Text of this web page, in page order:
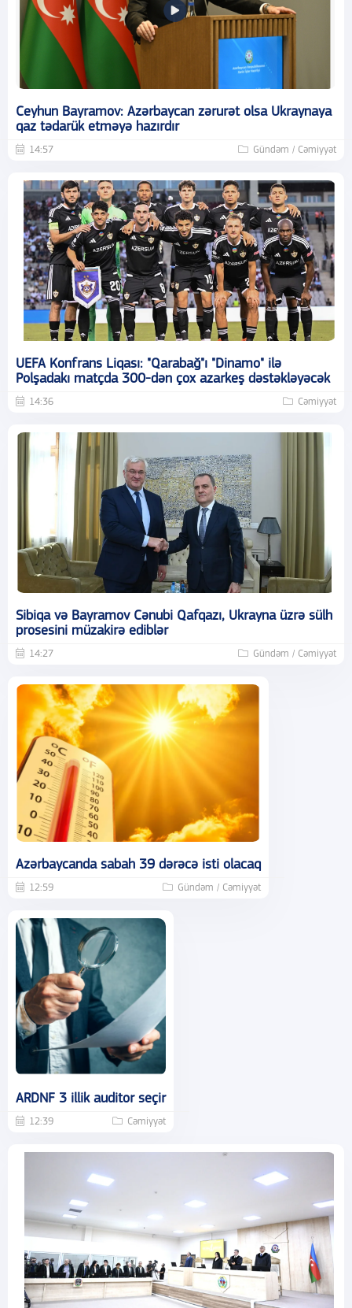
Ceyhun Bayramov: Azərbaycan zərurət olsa Ukraynaya
qaz tədarük etməyə hazırdır
14:57 Gündəm / Cəmiyyət
UEFA Konfrans Liqası: "Qarabağ"ı "Dinamo" ilə
Polşadakı matçda 300-dən çox azarkeş dəstəkləyəcək
14:36 Cəmiyyət
Sibiqa və Bayramov Cənubi Qafqazı, Ukrayna üzrə sülh
prosesini müzakirə ediblər
14:27 Gündəm / Cəmiyyət
Azərbaycanda sabah 39 dərəcə isti olacaq
12:59 Gündəm / Cəmiyyət
ARDNF 3 illik auditor seçir
12:39 Cəmiyyət